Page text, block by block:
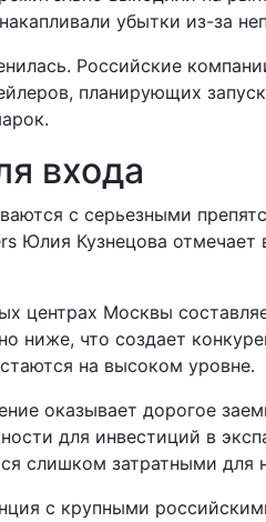
убытки из-за
Российские
планирующих
входа
с серьезными
Юлия Кузнецова
центрах Москвы
ниже, что создает
на высоком уровне.
оказывает дорогое
для инвестиций в
слишком затратными для
с крупными